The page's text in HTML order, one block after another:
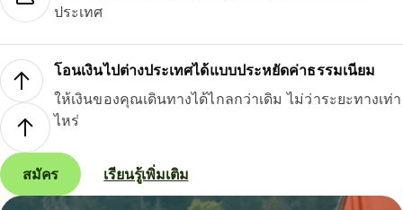
ประเทศ
โอนเงินไปต่างประเทศได้แบบประหยัดค่าธรรมเนียม
ให้เงินของคุณเดินทางได้ไกลกว่าเดิม ไม่ว่าระยะทางเท่า
ไหร่
สมัคร เรียนรู้เพิ่มเติม